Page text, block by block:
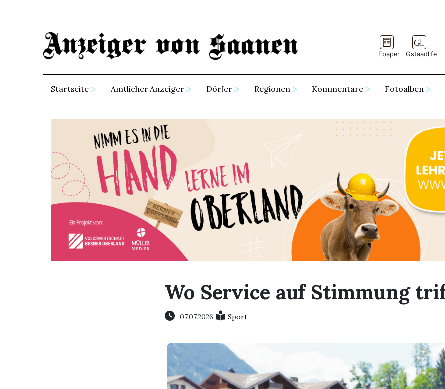
Epaper Gstaadlife
Startseite Amtlicher Anzeiger Dörfer Regionen Kommentare Fotoalben
Wo Service auf Stimmung
07.07.2026 Sport